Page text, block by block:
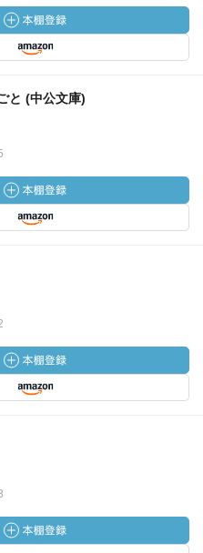
と (中公文庫)